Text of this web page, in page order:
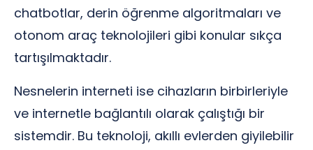
chatbotlar, derin öğrenme algoritmaları ve
otonom araç teknolojileri gibi konular sıkça
tartışılmaktadır.
Nesnelerin interneti ise cihazların birbirleriyle
ve internetle bağlantılı olarak çalıştığı bir
sistemdir. Bu teknoloji, akıllı evlerden giyilebilir